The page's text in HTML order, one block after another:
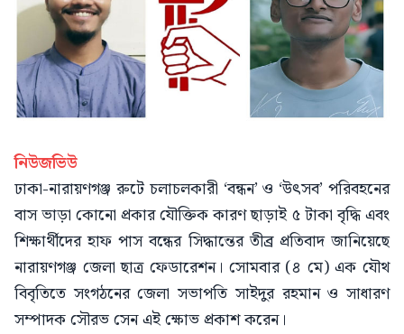
নিউজভিউ
ঢাকা-নারায়ণগঞ্জ রুটে চলাচলকারী ‘বন্ধন’ ও ‘উৎসব’ পরিবহনের
বাস ভাড়া কোনো প্রকার যৌক্তিক কারণ ছাড়াই ৫ টাকা বৃদ্ধি এবং
শিক্ষার্থীদের হাফ পাস বন্ধের সিদ্ধান্তের তীব্র প্রতিবাদ জানিয়েছে
নারায়ণগঞ্জ জেলা ছাত্র ফেডারেশন। সোমবার (৪ মে) এক যৌথ
বিবৃতিতে সংগঠনের জেলা সভাপতি সাইদুর রহমান ও সাধারণ
সম্পাদক সৌরভ সেন এই ক্ষোভ প্রকাশ করেন।